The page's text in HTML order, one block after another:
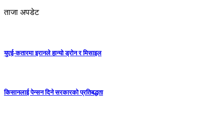
ताजा अपडेट
युएई-कतारमा इरानले हान्यो ड्रोन र मिसाइल
किसानलाई पेन्सन दिने सरकारको प्रतिबद्धता